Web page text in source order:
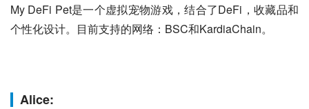
My DeFi Pet是一个虚拟宠物游戏，结合了DeFi，收藏品和
个性化设计。目前支持的网络：BSC和KardiaChain。
Alice: